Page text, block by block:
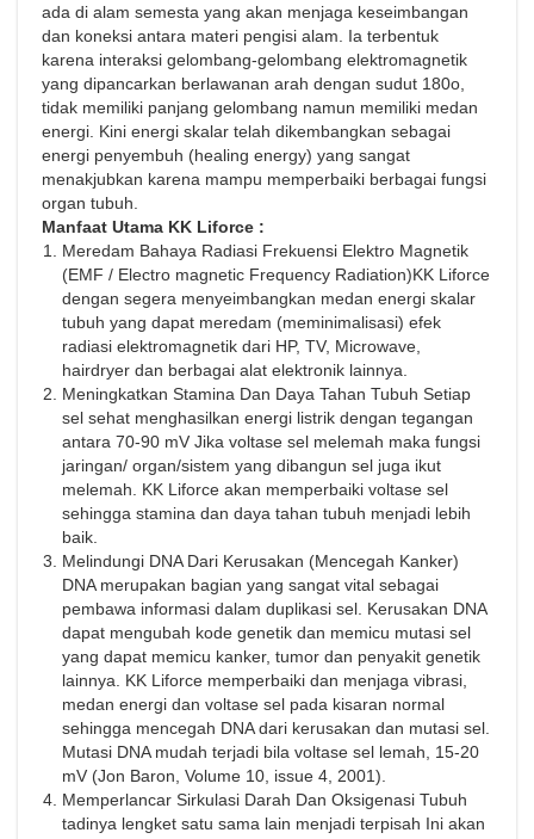
ada di alam semesta yang akan menjaga keseimbangan
dan koneksi antara materi pengisi alam. Ia terbentuk
karena interaksi gelombang-gelombang elektromagnetik
yang dipancarkan berlawanan arah dengan sudut 180o,
tidak memiliki panjang gelombang namun memiliki medan
energi. Kini energi skalar telah dikembangkan sebagai
energi penyembuh (healing energy) yang sangat
menakjubkan karena mampu memperbaiki berbagai fungsi
organ tubuh.
Manfaat Utama KK Liforce :
Meredam Bahaya Radiasi Frekuensi Elektro Magnetik
(EMF / Electro magnetic Frequency Radiation)KK Liforce
dengan segera menyeimbangkan medan energi skalar
tubuh yang dapat meredam (meminimalisasi) efek
radiasi elektromagnetik dari HP, TV, Microwave,
hairdryer dan berbagai alat elektronik lainnya.
Meningkatkan Stamina Dan Daya Tahan Tubuh Setiap
sel sehat menghasilkan energi listrik dengan tegangan
antara 70-90 mV Jika voltase sel melemah maka fungsi
jaringan/ organ/sistem yang dibangun sel juga ikut
melemah. KK Liforce akan memperbaiki voltase sel
sehingga stamina dan daya tahan tubuh menjadi lebih
baik.
Melindungi DNA Dari Kerusakan (Mencegah Kanker)
DNA merupakan bagian yang sangat vital sebagai
pembawa informasi dalam duplikasi sel. Kerusakan DNA
dapat mengubah kode genetik dan memicu mutasi sel
yang dapat memicu kanker, tumor dan penyakit genetik
lainnya. KK Liforce memperbaiki dan menjaga vibrasi,
medan energi dan voltase sel pada kisaran normal
sehingga mencegah DNA dari kerusakan dan mutasi sel.
Mutasi DNA mudah terjadi bila voltase sel lemah, 15-20
mV (Jon Baron, Volume 10, issue 4, 2001).
Memperlancar Sirkulasi Darah Dan Oksigenasi Tubuh
tadinya lengket satu sama lain menjadi terpisah Ini akan